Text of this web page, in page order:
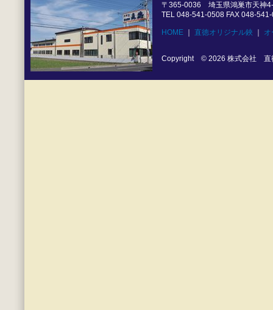
〒365-0036 埼玉県鴻巣市天神
TEL 048-541-0508 FAX 048-
HOME 直徳オリジナル鋏
Copyright © 2026 株式会社 直